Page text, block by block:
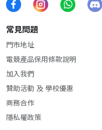
常見問題
門市地址
電競產品保用條款說明
加入我們
贊助活動 及 學校優惠
商務合作
隱私權政策